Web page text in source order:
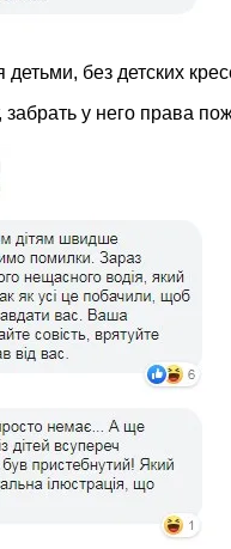
без детских
у него права